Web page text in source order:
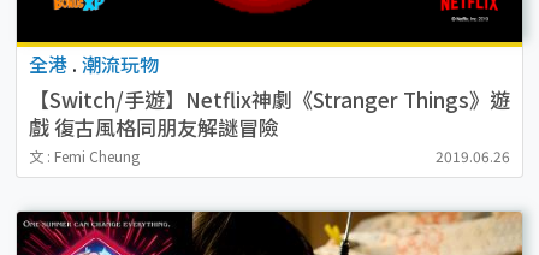
全港 . 潮流玩物
【Switch/手遊】Netflix神劇《Stranger Things》遊
戲 復古風格同朋友解謎冒險
文 : Femi Cheung 2019.06.26